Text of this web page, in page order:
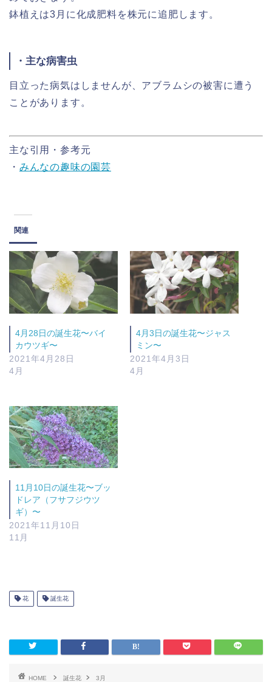
鉢植えは3月に化成肥料を株元に追肥します。
・主な病害虫
目立った病気はしませんが、アブラムシの被害に遭う
ことがあります。
主な引用・参考元
・ みんなの趣味の園芸
関連
4月28日の誕生花〜バイ
カウツギ〜
2021年4月28日
4月
4月3日の誕生花〜ジャス
ミン〜
2021年4月3日
4月
11月10日の誕生花〜ブッ
ドレア（フサフジウツ
ギ）〜
2021年11月10日
11月
花 誕生花
HOME 誕生花
3月